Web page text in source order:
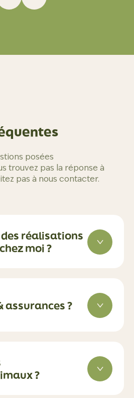
posées
trouvez pas la réponse à
pas à nous contacter.
des réalisations
moi ?
assurances ?
?